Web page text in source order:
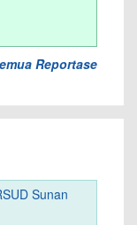
Reportase
Sunan